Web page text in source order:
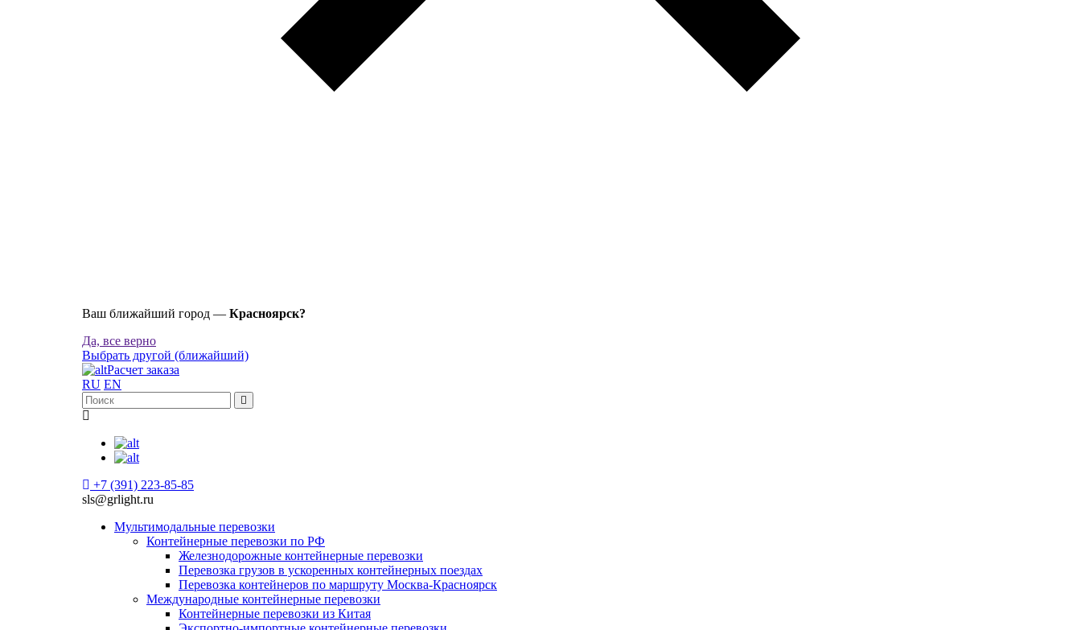
Ваш ближайший город — Красноярск?
Да, все верно
Выбрать другой (ближайший)
Расчет заказа
RU EN
+7 (391) 223-85-85
sls@grlight.ru
Мультимодальные перевозки
Контейнерные перевозки по РФ
Железнодорожные контейнерные перевозки
Перевозка грузов в ускоренных контейнерных поездах
Перевозка контейнеров по маршруту Москва-Красноярск
Международные контейнерные перевозки
Контейнерные перевозки из Китая